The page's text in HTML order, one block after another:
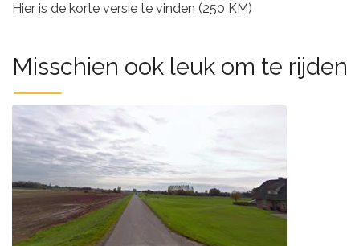
Hier is de korte versie te vinden (250 KM)
Misschien ook leuk om te rijden